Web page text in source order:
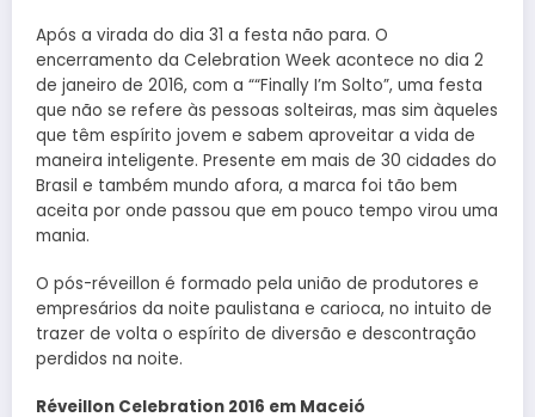
Após a virada do dia 31 a festa não para. O
encerramento da Celebration Week acontece no dia 2
de janeiro de 2016, com a ““Finally I’m Solto”, uma festa
que não se refere às pessoas solteiras, mas sim àqueles
que têm espírito jovem e sabem aproveitar a vida de
maneira inteligente. Presente em mais de 30 cidades do
Brasil e também mundo afora, a marca foi tão bem
aceita por onde passou que em pouco tempo virou uma
mania.
O pós-réveillon é formado pela união de produtores e
empresários da noite paulistana e carioca, no intuito de
trazer de volta o espírito de diversão e descontração
perdidos na noite.
Réveillon Celebration 2016 em Maceió